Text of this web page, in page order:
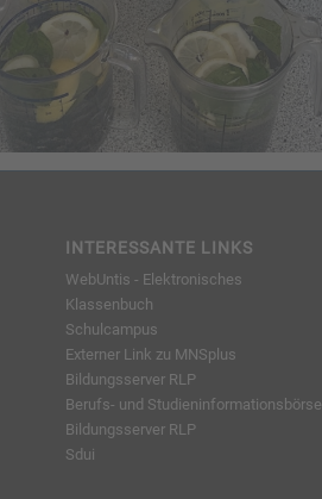
INTERESSANTE LINKS
WebUntis - Elektronisches
Klassenbuch
Schulcampus
Externer Link zu MNSplus
Bildungsserver RLP
Berufs- und Studieninformationsbörse
Bildungsserver RLP
Sdui